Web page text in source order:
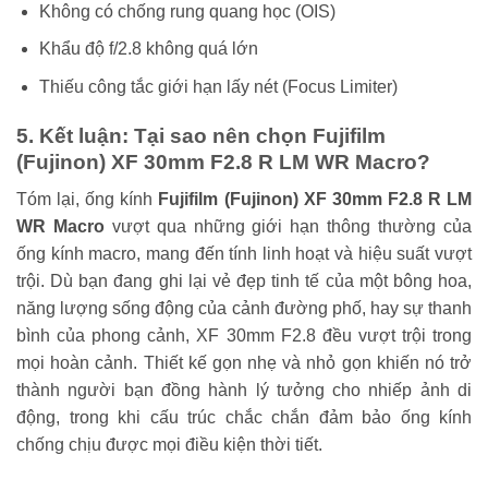
Không có chống rung quang học (OIS)
Khẩu độ f/2.8 không quá lớn
Thiếu công tắc giới hạn lấy nét (Focus Limiter)
5. Kết luận: Tại sao nên chọn Fujifilm
(Fujinon) XF 30mm F2.8 R LM WR Macro?
Tóm lại, ống kính Fujifilm (Fujinon) XF 30mm F2.8 R LM
WR Macro vượt qua những giới hạn thông thường của
ống kính macro, mang đến tính linh hoạt và hiệu suất vượt
trội. Dù bạn đang ghi lại vẻ đẹp tinh tế của một bông hoa,
năng lượng sống động của cảnh đường phố, hay sự thanh
bình của phong cảnh, XF 30mm F2.8 đều vượt trội trong
mọi hoàn cảnh. Thiết kế gọn nhẹ và nhỏ gọn khiến nó trở
thành người bạn đồng hành lý tưởng cho nhiếp ảnh di
động, trong khi cấu trúc chắc chắn đảm bảo ống kính
chống chịu được mọi điều kiện thời tiết.